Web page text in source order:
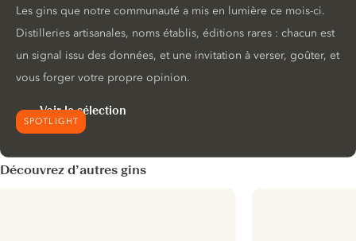
SPOTLIGHT
Les gins que notre communauté a mis en lumière ce mois-ci.
Distilleries artisanales, noms établis, éditions rares : chacun est
un signal issu des données, et une invitation à verser, goûter, et
vous forger votre propre opinion.
Voir la sélection
Découvrez d’autres gins